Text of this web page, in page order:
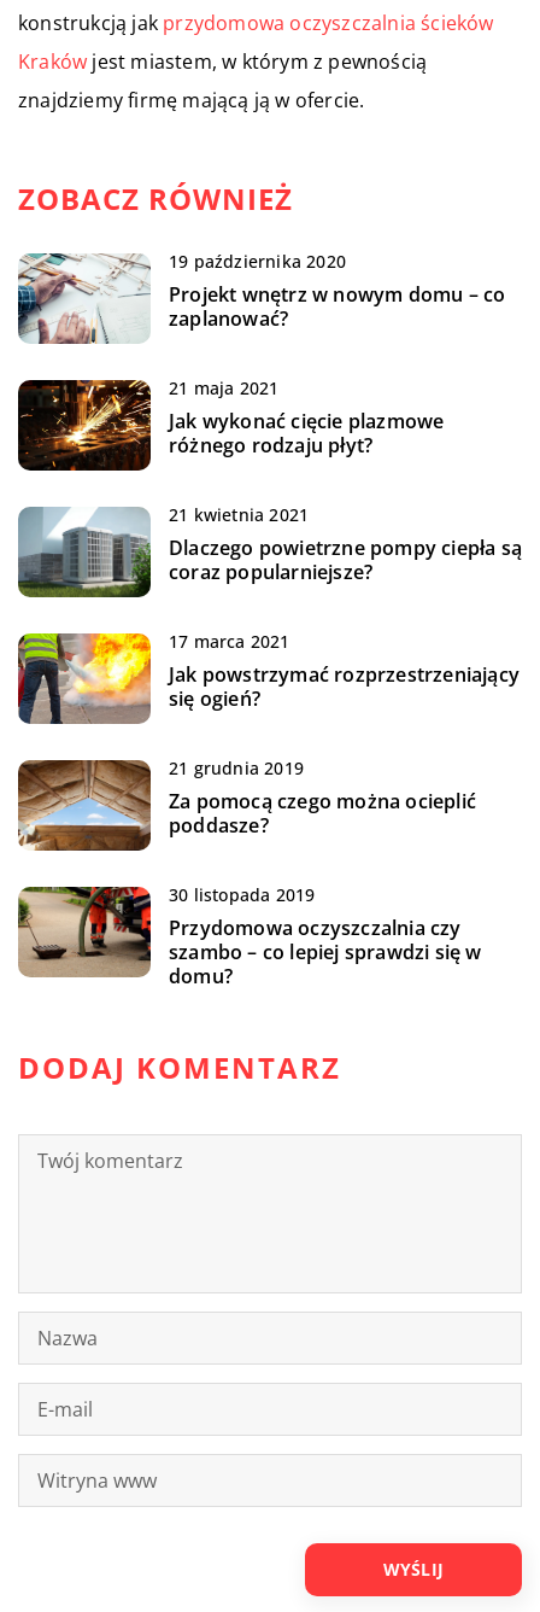
konstrukcją jak przydomowa oczyszczalnia ścieków
Kraków jest miastem, w którym z pewnością
znajdziemy firmę mającą ją w ofercie.
ZOBACZ RÓWNIEŻ
19 października 2020
Projekt wnętrz w nowym domu – co
zaplanować?
21 maja 2021
Jak wykonać cięcie plazmowe
różnego rodzaju płyt?
21 kwietnia 2021
Dlaczego powietrzne pompy ciepła są
coraz popularniejsze?
17 marca 2021
Jak powstrzymać rozprzestrzeniający
się ogień?
21 grudnia 2019
Za pomocą czego można ocieplić
poddasze?
30 listopada 2019
Przydomowa oczyszczalnia czy
szambo – co lepiej sprawdzi się w
domu?
DODAJ KOMENTARZ